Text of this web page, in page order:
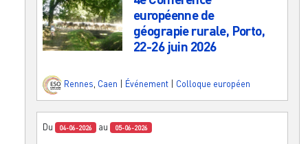
européenne de
géograpie rurale, Porto,
22-26 juin 2026
Rennes Caen Événement Colloque européen
Du 04-06-2026 au 05-06-2026